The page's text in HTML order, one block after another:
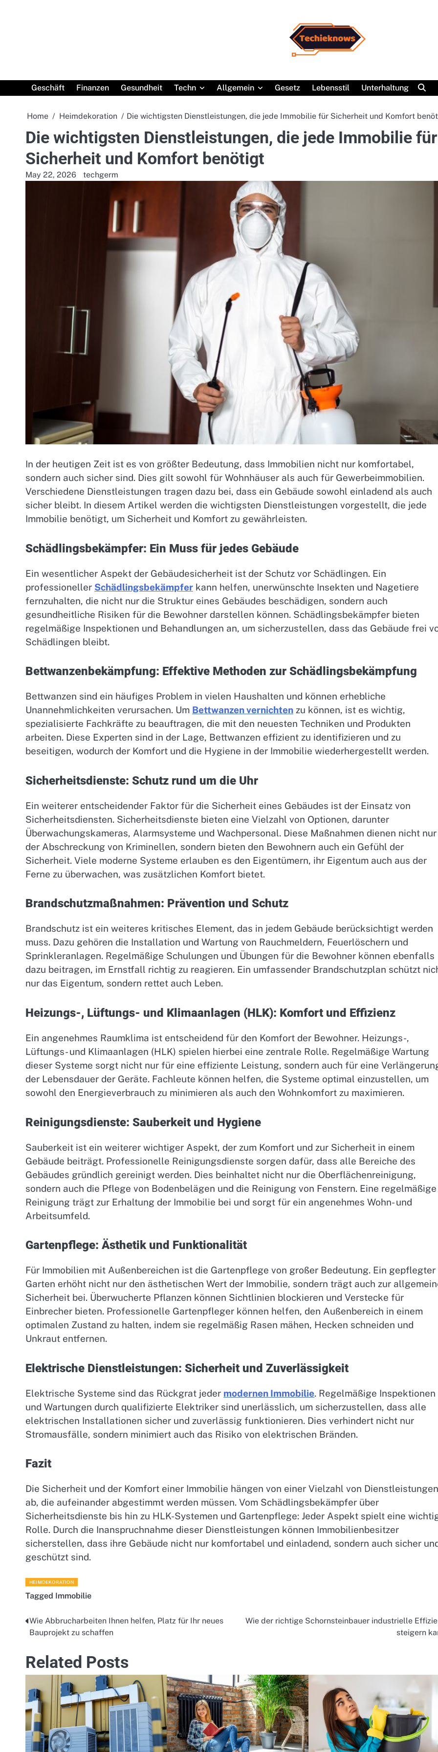
Geschäft Finanzen Gesundheit Techn Allgemein Gesetz Lebensstil Unterhaltung
Home Heimdekoration Die wichtigsten Dienstleistungen, die jede Immobilie für Sicherheit und Komfort
Die wichtigsten Dienstleistungen, die jede Immobilie für
Sicherheit und Komfort benötigt
May 22, 2026 techgerm
In der heutigen Zeit ist es von größter Bedeutung, dass Immobilien nicht nur komfortabel,
sondern auch sicher sind. Dies gilt sowohl für Wohnhäuser als auch für Gewerbeimmobilien.
Verschiedene Dienstleistungen tragen dazu bei, dass ein Gebäude sowohl einladend als auch
sicher bleibt. In diesem Artikel werden die wichtigsten Dienstleistungen vorgestellt, die jede
Immobilie benötigt, um Sicherheit und Komfort zu gewährleisten.
Schädlingsbekämpfer: Ein Muss für jedes Gebäude
Ein wesentlicher Aspekt der Gebäudesicherheit ist der Schutz vor Schädlingen. Ein
professioneller Schädlingsbekämpfer kann helfen, unerwünschte Insekten und Nagetiere
fernzuhalten, die nicht nur die Struktur eines Gebäudes beschädigen, sondern auch
gesundheitliche Risiken für die Bewohner darstellen können. Schädlingsbekämpfer bieten
regelmäßige Inspektionen und Behandlungen an, um sicherzustellen, dass das Gebäude frei
Schädlingen bleibt.
Bettwanzenbekämpfung: Effektive Methoden zur Schädlingsbekämpfung
Bettwanzen sind ein häufiges Problem in vielen Haushalten und können erhebliche
Unannehmlichkeiten verursachen. Um Bettwanzen vernichten zu können, ist es wichtig,
spezialisierte Fachkräfte zu beauftragen, die mit den neuesten Techniken und Produkten
arbeiten. Diese Experten sind in der Lage, Bettwanzen effizient zu identifizieren und zu
beseitigen, wodurch der Komfort und die Hygiene in der Immobilie wiederhergestellt werden.
Sicherheitsdienste: Schutz rund um die Uhr
Ein weiterer entscheidender Faktor für die Sicherheit eines Gebäudes ist der Einsatz von
Sicherheitsdiensten. Sicherheitsdienste bieten eine Vielzahl von Optionen, darunter
Überwachungskameras, Alarmsysteme und Wachpersonal. Diese Maßnahmen dienen nicht nur
der Abschreckung von Kriminellen, sondern bieten den Bewohnern auch ein Gefühl der
Sicherheit. Viele moderne Systeme erlauben es den Eigentümern, ihr Eigentum auch aus der
Ferne zu überwachen, was zusätzlichen Komfort bietet.
Brandschutzmaßnahmen: Prävention und Schutz
Brandschutz ist ein weiteres kritisches Element, das in jedem Gebäude berücksichtigt werden
muss. Dazu gehören die Installation und Wartung von Rauchmeldern, Feuerlöschern und
Sprinkleranlagen. Regelmäßige Schulungen und Übungen für die Bewohner können ebenfalls
dazu beitragen, im Ernstfall richtig zu reagieren. Ein umfassender Brandschutzplan schützt
nur das Eigentum, sondern rettet auch Leben.
Heizungs-, Lüftungs- und Klimaanlagen (HLK): Komfort und Effizienz
Ein angenehmes Raumklima ist entscheidend für den Komfort der Bewohner. Heizungs-,
Lüftungs- und Klimaanlagen (HLK) spielen hierbei eine zentrale Rolle. Regelmäßige Wartung
dieser Systeme sorgt nicht nur für eine effiziente Leistung, sondern auch für eine
der Lebensdauer der Geräte. Fachleute können helfen, die Systeme optimal einzustellen, um
sowohl den Energieverbrauch zu minimieren als auch den Wohnkomfort zu maximieren.
Reinigungsdienste: Sauberkeit und Hygiene
Sauberkeit ist ein weiterer wichtiger Aspekt, der zum Komfort und zur Sicherheit in einem
Gebäude beiträgt. Professionelle Reinigungsdienste sorgen dafür, dass alle Bereiche des
Gebäudes gründlich gereinigt werden. Dies beinhaltet nicht nur die Oberflächenreinigung,
sondern auch die Pflege von Bodenbelägen und die Reinigung von Fenstern. Eine regelmäßige
Reinigung trägt zur Erhaltung der Immobilie bei und sorgt für ein angenehmes Wohn- und
Arbeitsumfeld.
Gartenpflege: Ästhetik und Funktionalität
Für Immobilien mit Außenbereichen ist die Gartenpflege von großer Bedeutung. Ein gepflegter
Garten erhöht nicht nur den ästhetischen Wert der Immobilie, sondern trägt auch zur
Sicherheit bei. Überwucherte Pflanzen können Sichtlinien blockieren und Verstecke für
Einbrecher bieten. Professionelle Gartenpfleger können helfen, den Außenbereich in einem
optimalen Zustand zu halten, indem sie regelmäßig Rasen mähen, Hecken schneiden und
Unkraut entfernen.
Elektrische Dienstleistungen: Sicherheit und Zuverlässigkeit
Elektrische Systeme sind das Rückgrat jeder modernen Immobilie. Regelmäßige Inspektionen
und Wartungen durch qualifizierte Elektriker sind unerlässlich, um sicherzustellen, dass alle
elektrischen Installationen sicher und zuverlässig funktionieren. Dies verhindert nicht nur
Stromausfälle, sondern minimiert auch das Risiko von elektrischen Bränden.
Fazit
Die Sicherheit und der Komfort einer Immobilie hängen von einer Vielzahl von Dienstleistungen
ab, die aufeinander abgestimmt werden müssen. Vom Schädlingsbekämpfer über
Sicherheitsdienste bis hin zu HLK-Systemen und Gartenpflege: Jeder Aspekt spielt eine
Rolle. Durch die Inanspruchnahme dieser Dienstleistungen können Immobilienbesitzer
sicherstellen, dass ihre Gebäude nicht nur komfortabel und einladend, sondern auch sicher
geschützt sind.
HEIMDEKORATION
Tagged Immobilie
Post
navigation
Wie Abbrucharbeiten Ihnen helfen, Platz für Ihr neues
Bauprojekt zu schaffen
Wie der richtige Schornsteinbauer industrielle
steigern
Related Posts